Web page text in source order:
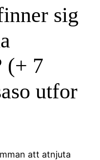
sig
(+ 7
utfor
att atnjuta